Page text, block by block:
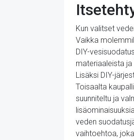
Kun valitset
Vaikka
DIY-
materiaaleista
Lisäksi DIY-
Toisaalta
suunniteltu ja
veden
vaihtoehtoa,